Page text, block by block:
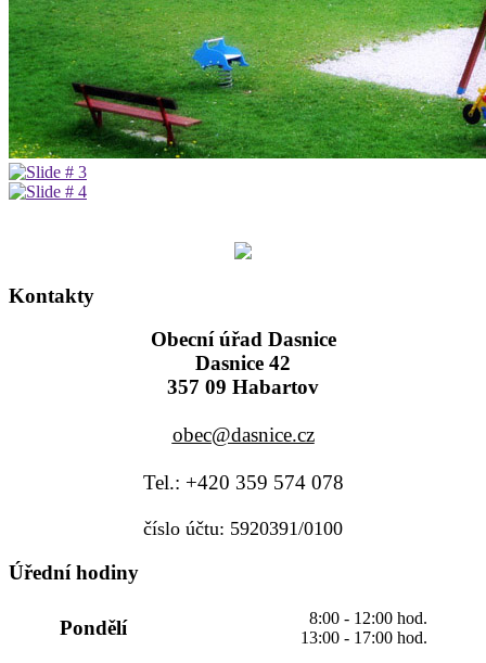
Kontakty
Obecní úřad Dasnice
Dasnice 42
357 09 Habartov
obec@dasnice.cz
Tel.: +420 359 574 078
číslo účtu: 5920391/0100
Úřední hodiny
Pondělí
8:00 - 12:00 hod.
13:00 - 17:00 hod.